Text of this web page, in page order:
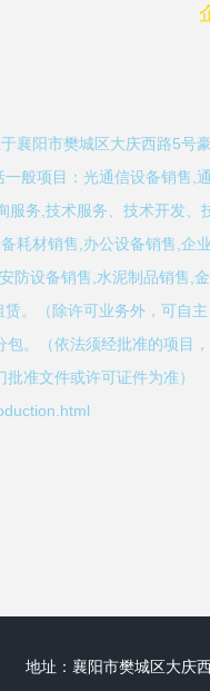
襄阳市樊城区大庆西路5号豪
般项目：光通信设备销售,通
服务,技术服务、技术开发、
耗材销售,办公设备销售,企业
防设备销售,水泥制品销售,金
。（除许可业务外，可自主
。（依法须经批准的项目，
准文件或许可证件为准）
地址：襄阳市樊城区大庆